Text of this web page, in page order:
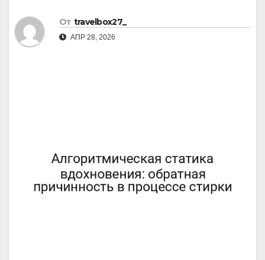
От travelbox27_
АПР 28, 2026